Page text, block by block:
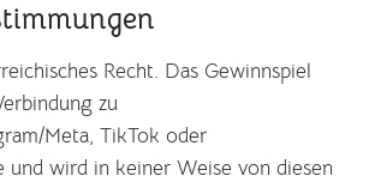
Recht. Das Gewinnspiel
zu
Meta, TikTok oder
und wird in keiner Weise von diesen